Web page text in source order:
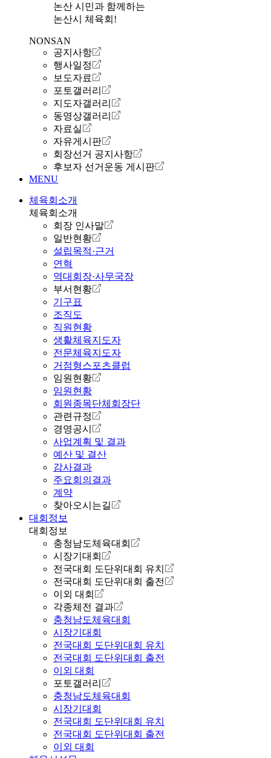
논산 시민과 함께하는
논산시 체육회!
NONSAN
공지사항
행사일정
보도자료
포토갤러리
지도자갤러리
동영상갤러리
자료실
자유게시판
회장선거 공지사항
후보자 선거운동 게시판
MENU
체육회소개
체육회소개
회장 인사말
일반현황
설립목적·근거
연혁
역대회장·사무국장
부서현황
기구표
조직도
직원현황
생활체육지도자
전문체육지도자
거점형스포츠클럽
임원현황
임원현황
회원종목단체회장단
관련규정
경영공시
사업계획 및 결과
예산 및 결산
감사결과
주요회의결과
계약
찾아오시는길
대회정보
대회정보
충청남도체육대회
시장기대회
전국대회 도단위대회 유치
전국대회 도단위대회 출전
이외 대회
각종체전 결과
충청남도체육대회
시장기대회
전국대회 도단위대회 유치
전국대회 도단위대회 출전
이외 대회
포토갤러리
충청남도체육대회
시장기대회
전국대회 도단위대회 유치
전국대회 도단위대회 출전
이외 대회